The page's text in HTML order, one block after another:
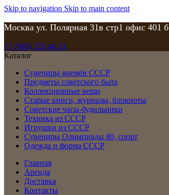
Skip to navigation Skip to main content
Москва ул. Полярная 31в стр1 офис 401 б
+7 (965) 355 44 33
Каталог
Сувениры времён СССР
Предметы советского быта
Коллекционные вещи
Старые книги, журналы, блокноты
Советские часы-будильники
Техника из СССР
Игрушки из СССР
Сувениры Олимпиады 80, спорт
Одежда и форма СССР
Главная
Аренда
Доставка
Контакты